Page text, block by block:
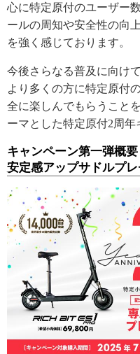
心に特定原付のユーザー
ールの周知や安全性の向
を強く感じております。
今後さらなる普及に向け
より多くの方に特定原付
全に楽しんでもらうこと
ーマとした特定原付2周年
キャンペーン第一弾概要
安定感アップサドルプ